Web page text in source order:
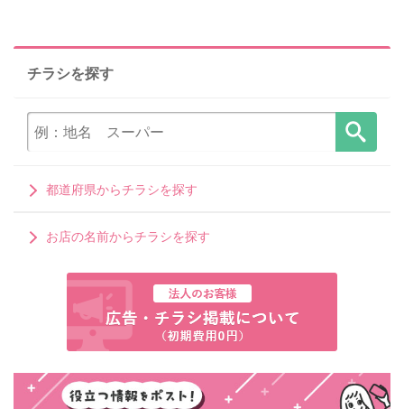
チラシを探す
都道府県からチラシを探す
お店の名前からチラシを探す